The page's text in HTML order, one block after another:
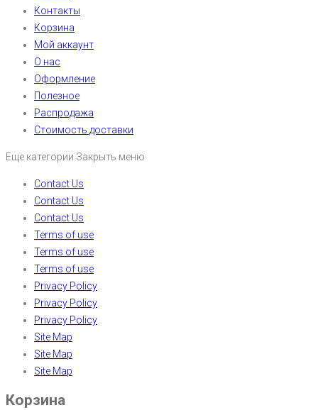
Контакты
Корзина
Мой аккаунт
О нас
Оформление
Полезное
Распродажа
Стоимость доставки
Еще категории Закрыть меню
Contact Us
Contact Us
Contact Us
Terms of use
Terms of use
Terms of use
Privacy Policy
Privacy Policy
Privacy Policy
Site Map
Site Map
Site Map
Корзина